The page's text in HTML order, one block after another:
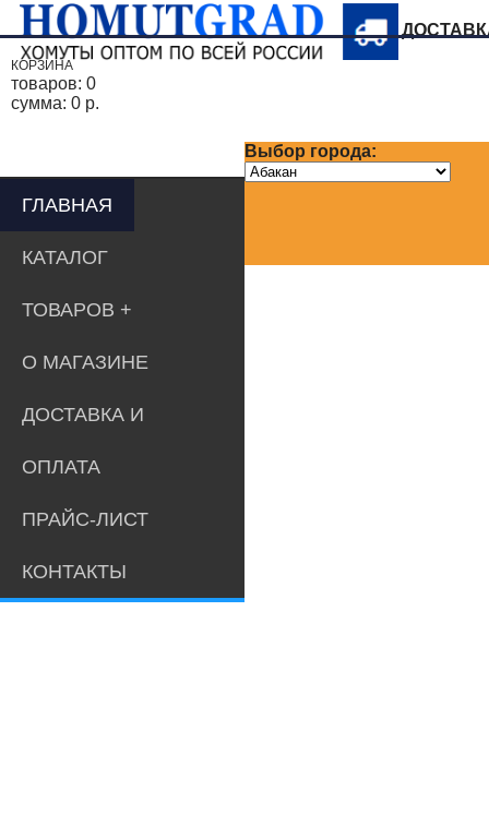
Выбор города:
КОРЗИНА
товаров: 0
сумма: 0 р.
ГЛАВНАЯ
КАТАЛОГ
ТОВАРОВ
О МАГАЗИНЕ
ДОСТАВКА И
ОПЛАТА
ПРАЙС-ЛИСТ
КОНТАКТЫ